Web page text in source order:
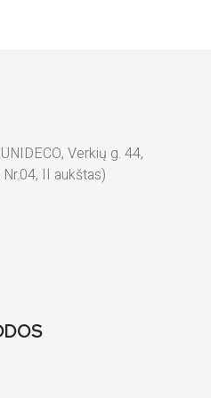
Verkių g. 44,
II aukštas)